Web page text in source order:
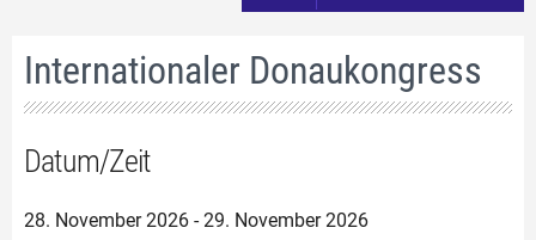
Internationaler Donaukongress
Datum/Zeit
28. November 2026 - 29. November 2026